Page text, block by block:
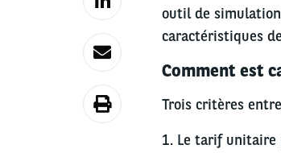
outil de
caractéristiques
Comment est
Trois critères
1. Le tarif unitaire